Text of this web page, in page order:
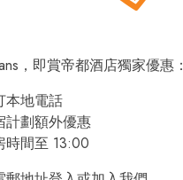
，即賞帝都酒店獨家優惠：
本地電話
計劃額外優惠
時間至 13:00